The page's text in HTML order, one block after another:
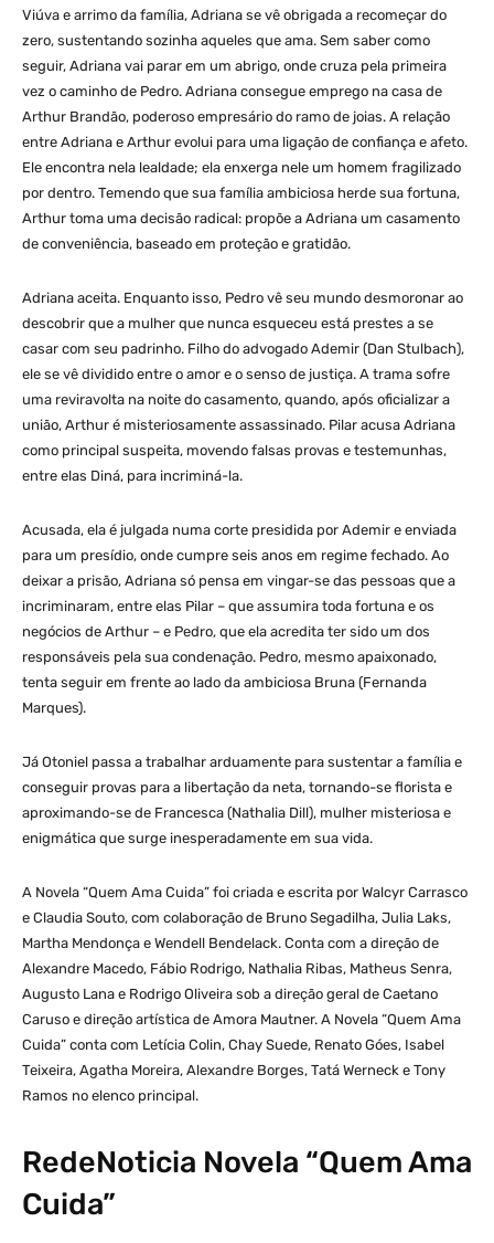
Viúva e arrimo da família, Adriana se vê obrigada a recomeçar do
zero, sustentando sozinha aqueles que ama. Sem saber como
seguir, Adriana vai parar em um abrigo, onde cruza pela primeira
vez o caminho de Pedro. Adriana consegue emprego na casa de
Arthur Brandão, poderoso empresário do ramo de joias. A relação
entre Adriana e Arthur evolui para uma ligação de confiança e afeto.
Ele encontra nela lealdade; ela enxerga nele um homem fragilizado
por dentro. Temendo que sua família ambiciosa herde sua fortuna,
Arthur toma uma decisão radical: propõe a Adriana um casamento
de conveniência, baseado em proteção e gratidão.
Adriana aceita. Enquanto isso, Pedro vê seu mundo desmoronar ao
descobrir que a mulher que nunca esqueceu está prestes a se
casar com seu padrinho. Filho do advogado Ademir (Dan Stulbach),
ele se vê dividido entre o amor e o senso de justiça. A trama sofre
uma reviravolta na noite do casamento, quando, após oficializar a
união, Arthur é misteriosamente assassinado. Pilar acusa Adriana
como principal suspeita, movendo falsas provas e testemunhas,
entre elas Diná, para incriminá-la.
Acusada, ela é julgada numa corte presidida por Ademir e enviada
para um presídio, onde cumpre seis anos em regime fechado. Ao
deixar a prisão, Adriana só pensa em vingar-se das pessoas que a
incriminaram, entre elas Pilar – que assumira toda fortuna e os
negócios de Arthur – e Pedro, que ela acredita ter sido um dos
responsáveis pela sua condenação. Pedro, mesmo apaixonado,
tenta seguir em frente ao lado da ambiciosa Bruna (Fernanda
Marques).
Já Otoniel passa a trabalhar arduamente para sustentar a família e
conseguir provas para a libertação da neta, tornando-se florista e
aproximando-se de Francesca (Nathalia Dill), mulher misteriosa e
enigmática que surge inesperadamente em sua vida.
A Novela “Quem Ama Cuida” foi criada e escrita por Walcyr Carrasco
e Claudia Souto, com colaboração de Bruno Segadilha, Julia Laks,
Martha Mendonça e Wendell Bendelack. Conta com a direção de
Alexandre Macedo, Fábio Rodrigo, Nathalia Ribas, Matheus Senra,
Augusto Lana e Rodrigo Oliveira sob a direção geral de Caetano
Caruso e direção artística de Amora Mautner. A Novela “Quem Ama
Cuida” conta com Letícia Colin, Chay Suede, Renato Góes, Isabel
Teixeira, Agatha Moreira, Alexandre Borges, Tatá Werneck e Tony
Ramos no elenco principal.
RedeNoticia Novela “Quem Ama
Cuida”